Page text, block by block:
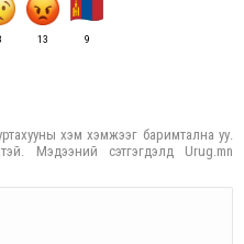
13 9
хэм хэмжээг баримтална уу.
Мэдээний сэтгэгдэлд Urug.mn